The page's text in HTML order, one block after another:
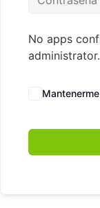
No apps
administrator.